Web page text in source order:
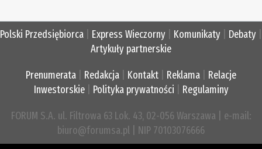
Polski Przedsiębiorca Express Wieczorny Komunikaty Debaty
Artykuły partnerskie
Prenumerata Redakcja Kontakt Reklama
Relacje
Inwestorskie| Polityka prywatności Regulaminy
FORUM S.A. ul. Filtrowa 63 Lok. 43, 02-056 Warszawa | e-mail:
biuro@forumsa.pl | NIP 70103076666